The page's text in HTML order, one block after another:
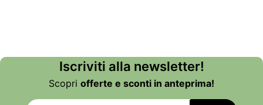
Iscriviti alla newsletter!
Scopri offerte e sconti in anteprima!